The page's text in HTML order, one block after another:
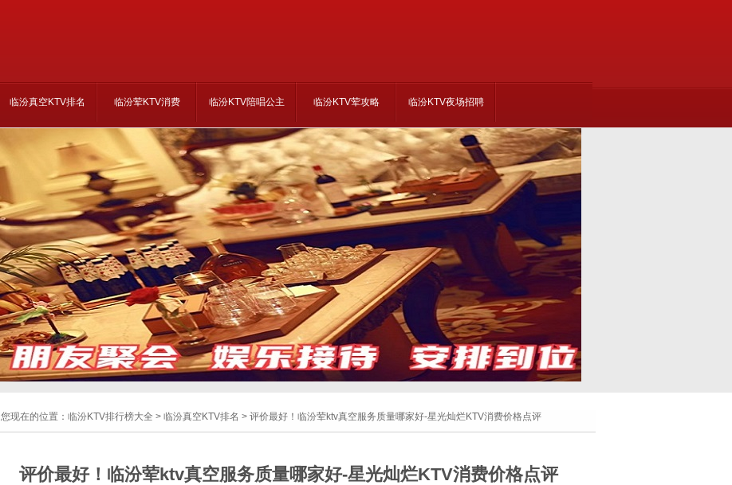
临汾真空KTV排名 临汾荤KTV消费 临汾KTV陪唱公主 临汾KTV荤攻略 临汾KTV夜场招聘
您现在的位置： 临汾KTV排行榜大全 > 临汾真空KTV排名 > 评价最好！临汾荤ktv真空服务质量哪家好-星光灿烂KTV消费价格点评
评价最好！临汾荤ktv真空服务质量哪家好-星光灿烂KTV消费价格点评